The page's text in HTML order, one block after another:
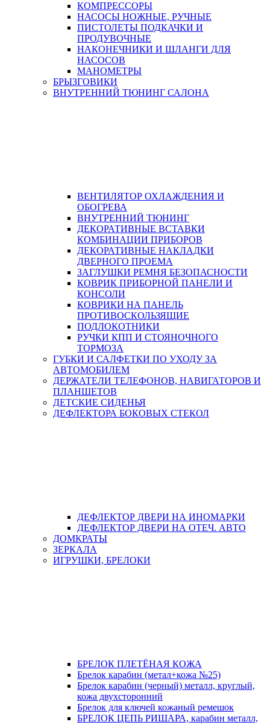
КОМПРЕССОРЫ
НАСОСЫ НОЖНЫЕ, РУЧНЫЕ
ПИСТОЛЕТЫ ПОДКАЧКИ И
ПРОДУВОЧНЫЕ
НАКОНЕЧНИКИ И ШЛАНГИ ДЛЯ
НАСОСОВ
МАНОМЕТРЫ
БРЫЗГОВИКИ
ВНУТРЕННИЙ ТЮНИНГ САЛОНА
ВЕНТИЛЯТОР ОХЛАЖДЕНИЯ И
ОБОГРЕВА
ВНУТРЕННИЙ ТЮНИНГ
ДЕКОРАТИВНЫЕ ВСТАВКИ
КОМБИНАЦИИ ПРИБОРОВ
ДЕКОРАТИВНЫЕ НАКЛАДКИ
ДВЕРНОГО ПРОЕМА
ЗАГЛУШКИ РЕМНЯ БЕЗОПАСНОСТИ
КОВРИК ПРИБОРНОЙ ПАНЕЛИ И
КОНСОЛИ
КОВРИКИ НА ПАНЕЛЬ
ПРОТИВОСКОЛЬЗЯЩИЕ
ПОДЛОКОТНИКИ
РУЧКИ КПП И СТОЯНОЧНОГО
ТОРМОЗА
ГУБКИ И САЛФЕТКИ ПО УХОДУ ЗА
АВТОМОБИЛЕМ
ДЕРЖАТЕЛИ ТЕЛЕФОНОВ, НАВИГАТОРОВ И
ПЛАНШЕТОВ
ДЕТСКИЕ СИДЕНЬЯ
ДЕФЛЕКТОРА БОКОВЫХ СТЕКОЛ
ДЕФЛЕКТОР ДВЕРИ НА ИНОМАРКИ
ДЕФЛЕКТОР ДВЕРИ НА ОТЕЧ. АВТО
ДОМКРАТЫ
ЗЕРКАЛА
ИГРУШКИ, БРЕЛОКИ
БРЕЛОК ПЛЕТЁНАЯ КОЖА
Брелок карабин (метал+кожа №25)
Брелок карабин (черный) металл, круглый,
кожа двухсторонний
Брелок для ключей кожаный ремешок
БРЕЛОК ЦЕПЬ РИШАРА, карабин металл,